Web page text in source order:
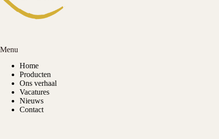
Menu
Home
Producten
Ons verhaal
Vacatures
Nieuws
Contact